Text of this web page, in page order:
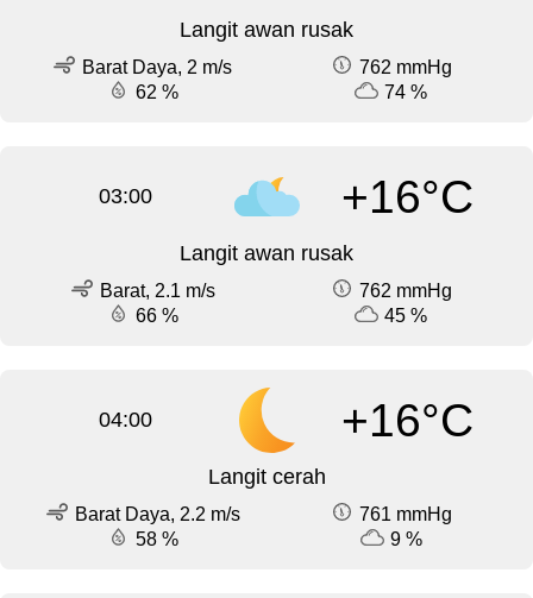
Langit awan rusak
Barat Daya, 2 m/s
762 mmHg
62 %
74 %
03:00 +16°C
Langit awan rusak
Barat, 2.1 m/s
762 mmHg
66 %
45 %
04:00 +16°C
Langit cerah
Barat Daya, 2.2 m/s
761 mmHg
58 %
9 %